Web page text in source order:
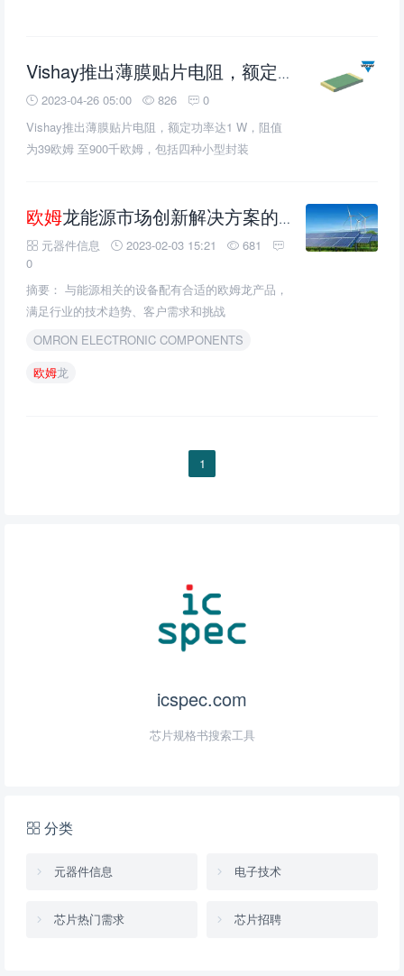
Vishay推出薄膜贴片电阻，额定功率达1 W，阻值为39
2023-04-26 05:00
826
0
Vishay推出薄膜贴片电阻，额定功率达1 W，阻值
为39欧姆 至900千欧姆，包括四种小型封装
欧姆龙能源市场创新解决方案的介绍、特性、及应用
元器件信息 2023-02-03 15:21
681
0
摘要： 与能源相关的设备配有合适的欧姆龙产品，
满足行业的技术趋势、客户需求和挑战
OMRON ELECTRONIC COMPONENTS
欧姆龙
1
icspec.com
芯片规格书搜索工具
分类
元器件信息 电子技术
芯片热门需求 芯片招聘